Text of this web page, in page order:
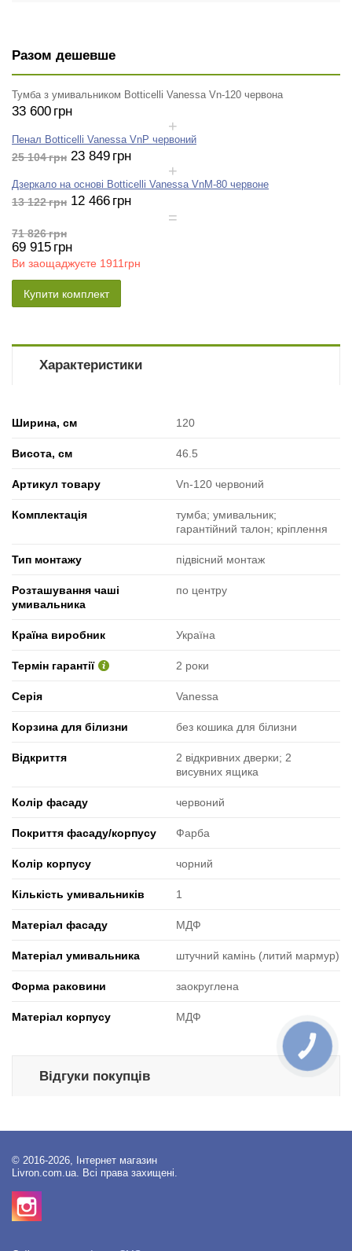
Разом дешевше
Тумба з умивальником Botticelli Vanessa Vn-120 червона
33 600 грн
Пенал Botticelli Vanessa VnP червоний
25 104грн 23 849 грн
Дзеркало на основі Botticelli Vanessa VnM-80 червоне
13 122грн 12 466 грн
71 826грн
69 915 грн
Ви заощаджуєте 1911грн
Купити комплект
Характеристики
Ширина, см 120
Висота, см 46.5
Артикул товару Vn-120 червоний
Комплектація
тумба; умивальник;
гарантійний талон; кріплення
Тип монтажу підвісний монтаж
Розташування чаші
умивальника
по центру
Країна виробник Україна
Термін гарантії 2 роки
Серія Vanessa
Корзина для білизни без кошика для білизни
Відкриття
2 відкривних дверки; 2
висувних ящика
Колір фасаду червоний
Покриття фасаду/корпусу Фарба
Колір корпусу чорний
Кількість умивальників 1
Матеріал фасаду МДФ
Матеріал умивальника штучний камінь (литий мармур)
Форма раковини заокруглена
Матеріал корпусу МДФ
Відгуки покупців
© 2016-2026, Інтернет магазин
Livron.com.ua. Всі права захищені.
КНОПКА
ЗВ'ЯЗКУ